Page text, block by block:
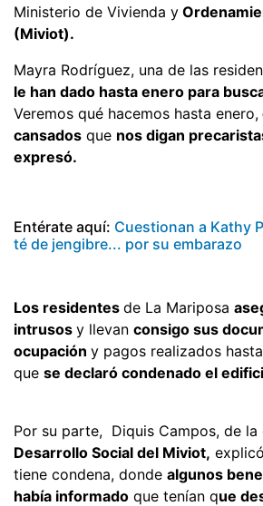
Ministerio de Vivienda y
(Miviot).
Mayra Rodríguez, una de las
le han dado hasta enero para
Veremos qué hacemos hasta enero,
cansados que nos digan
expresó.
Entérate aquí: Cuestionan a Kathy
té de jengibre... por su embarazo
Los residentes de La Mariposa
intrusos y llevan consigo sus
ocupación y pagos realizados
que se declaró condenado el
Por su parte, Diquis Campos, de
Desarrollo Social del Miviot,
tiene condena, donde algunos
había informado que tenían que